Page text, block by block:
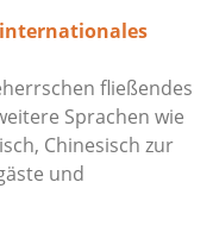
fließendes
Sprachen wie
Chinesisch zur
und